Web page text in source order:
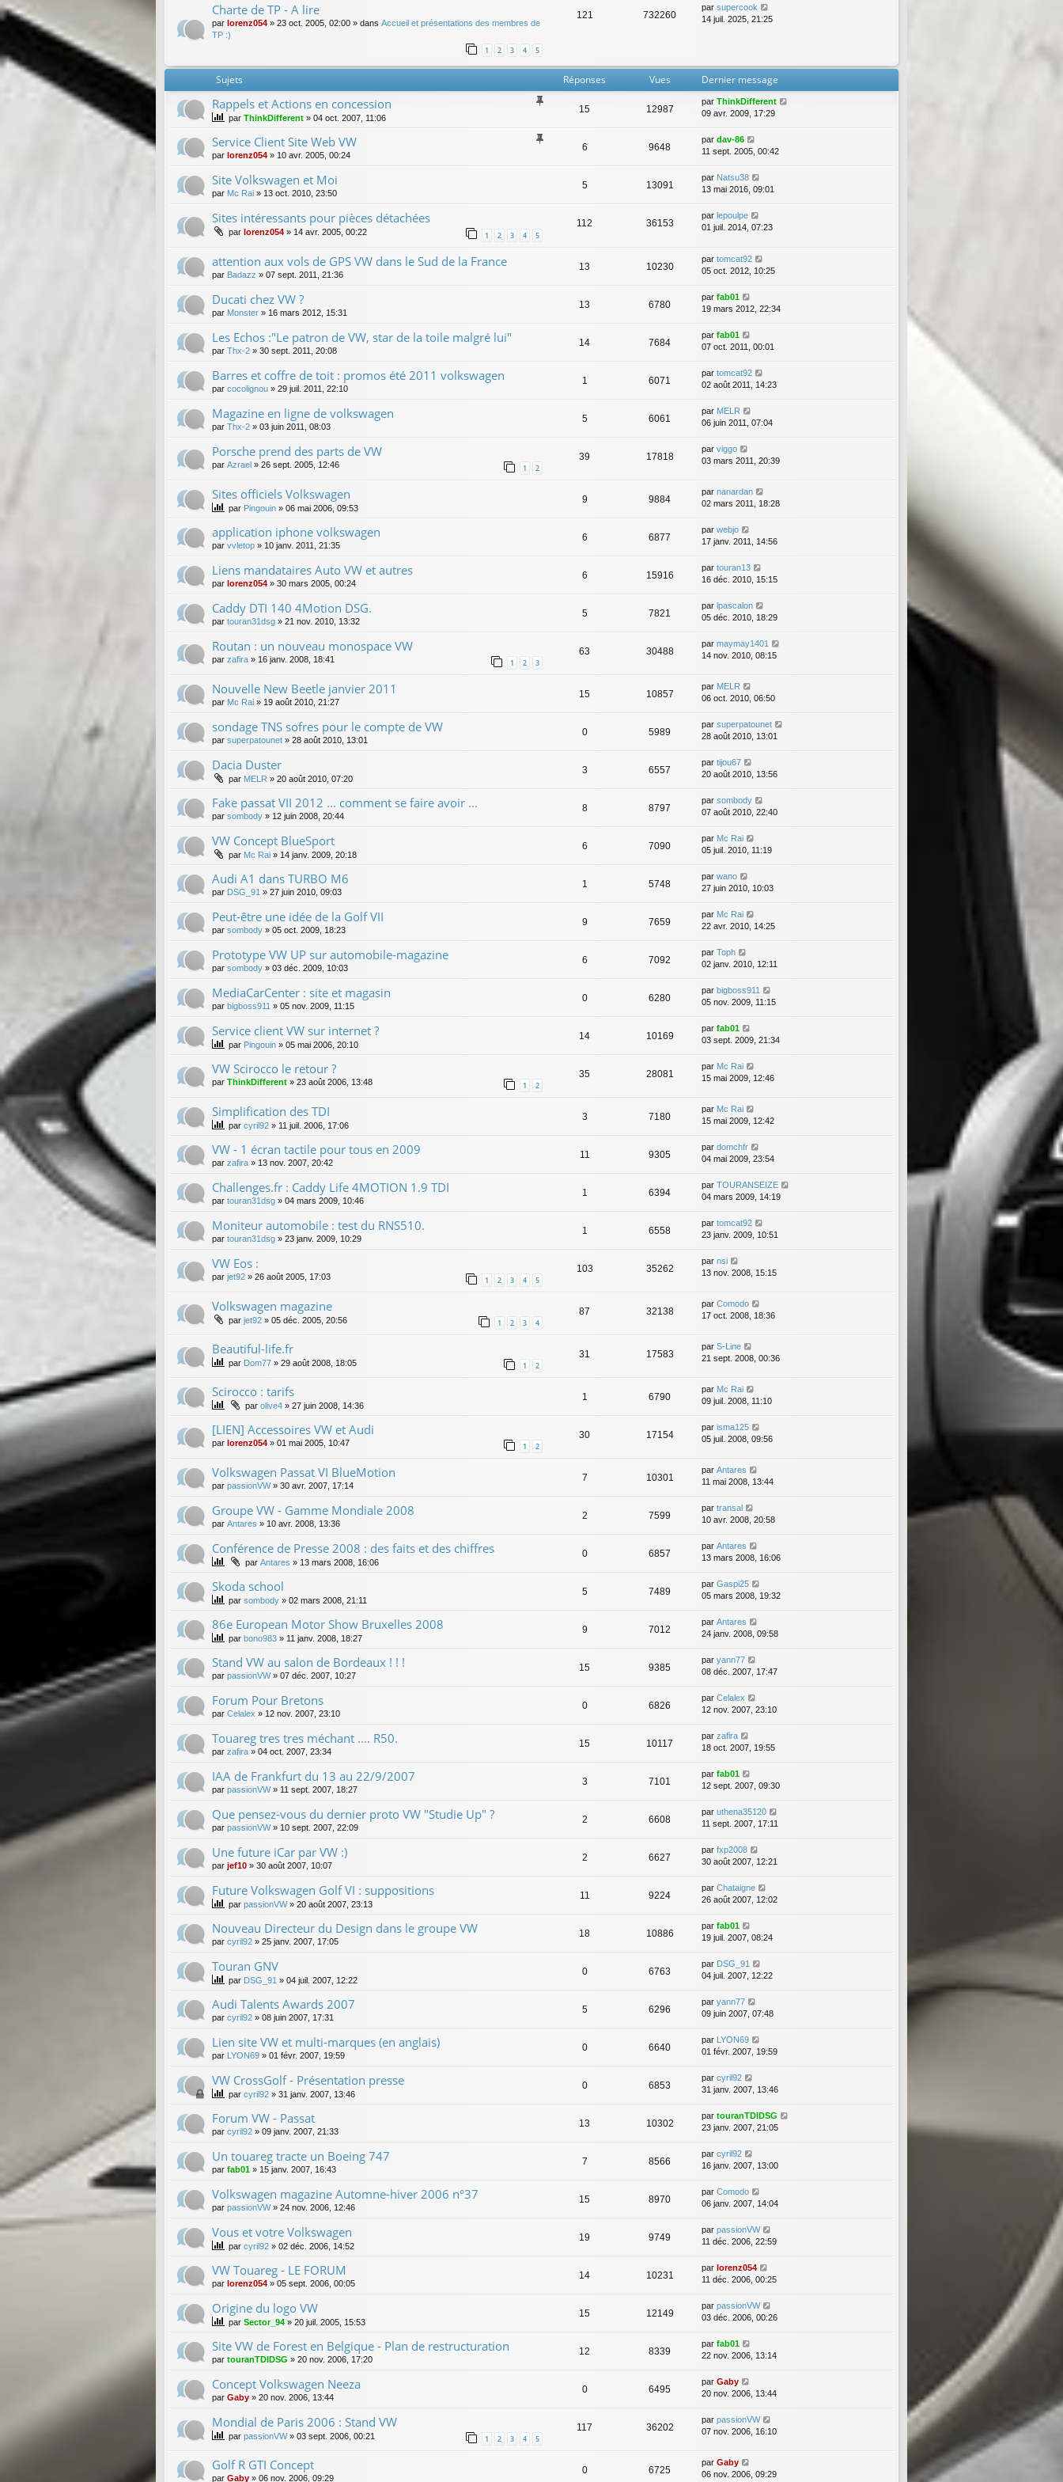
Charte de TP - A lire
par lorenz054 » 23 oct. 2005, 02:00 » dans Accueil et présentations des membres de
TP :)
1 2 3 4 5
121 732260
par supercook
14 juil. 2025, 21:25
Sujets Réponses Vues Dernier message
Rappels et Actions en concession
par ThinkDifferent » 04 oct. 2007, 11:06
15 12987
par ThinkDifferent
09 avr. 2009, 17:29
Service Client Site Web VW
par lorenz054 » 10 avr. 2005, 00:24
6 9648
par dav-86
11 sept. 2005, 00:42
Site Volkswagen et Moi
par Mc Rai » 13 oct. 2010, 23:50
5 13091
par Natsu38
13 mai 2016, 09:01
Sites intéressants pour pièces détachées
par lorenz054 » 14 avr. 2005, 00:22 1 2 3 4 5
112 36153
par lepoulpe
01 juil. 2014, 07:23
attention aux vols de GPS VW dans le Sud de la France
par Badazz » 07 sept. 2011, 21:36
13 10230
par tomcat92
05 oct. 2012, 10:25
Ducati chez VW ?
par Monster » 16 mars 2012, 15:31
13 6780
par fab01
19 mars 2012, 22:34
Les Echos :"Le patron de VW, star de la toile malgré lui"
par Thx-2 » 30 sept. 2011, 20:08
14 7684
par fab01
07 oct. 2011, 00:01
Barres et coffre de toit : promos été 2011 volkswagen
par cocolignou » 29 juil. 2011, 22:10
1 6071
par tomcat92
02 août 2011, 14:23
Magazine en ligne de volkswagen
par Thx-2 » 03 juin 2011, 08:03
5 6061
par MELR
06 juin 2011, 07:04
Porsche prend des parts de VW
par Azrael » 26 sept. 2005, 12:46 1 2
39 17818
par viggo
03 mars 2011, 20:39
Sites officiels Volkswagen
par Pingouin » 06 mai 2006, 09:53
9 9884
par nanardan
02 mars 2011, 18:28
application iphone volkswagen
par vvletop » 10 janv. 2011, 21:35
6 6877
par webjo
17 janv. 2011, 14:56
Liens mandataires Auto VW et autres
par lorenz054 » 30 mars 2005, 00:24
6 15916
par touran13
16 déc. 2010, 15:15
Caddy DTI 140 4Motion DSG.
par touran31dsg » 21 nov. 2010, 13:32
5 7821
par lpascalon
05 déc. 2010, 18:29
Routan : un nouveau monospace VW
par zafira » 16 janv. 2008, 18:41 1 2 3
63 30488
par maymay1401
14 nov. 2010, 08:15
Nouvelle New Beetle janvier 2011
par Mc Rai » 19 août 2010, 21:27
15 10857
par MELR
06 oct. 2010, 06:50
sondage TNS sofres pour le compte de VW
par superpatounet » 28 août 2010, 13:01
0 5989
par superpatounet
28 août 2010, 13:01
Dacia Duster
par MELR » 20 août 2010, 07:20
3 6557
par tijou67
20 août 2010, 13:56
Fake passat VII 2012 ... comment se faire avoir ...
par sombody » 12 juin 2008, 20:44
8 8797
par sombody
07 août 2010, 22:40
VW Concept BlueSport
par Mc Rai » 14 janv. 2009, 20:18
6 7090
par Mc Rai
05 juil. 2010, 11:19
Audi A1 dans TURBO M6
par DSG_91 » 27 juin 2010, 09:03
1 5748
par wano
27 juin 2010, 10:03
Peut-être une idée de la Golf VII
par sombody » 05 oct. 2009, 18:23
9 7659
par Mc Rai
22 avr. 2010, 14:25
Prototype VW UP sur automobile-magazine
par sombody » 03 déc. 2009, 10:03
6 7092
par Toph
02 janv. 2010, 12:11
MediaCarCenter : site et magasin
par bigboss911 » 05 nov. 2009, 11:15
0 6280
par bigboss911
05 nov. 2009, 11:15
Service client VW sur internet ?
par Pingouin » 05 mai 2006, 20:10
14 10169
par fab01
03 sept. 2009, 21:34
VW Scirocco le retour ?
par ThinkDifferent » 23 août 2006, 13:48 1 2
35 28081
par Mc Rai
15 mai 2009, 12:46
Simplification des TDI
par cyril92 » 11 juil. 2006, 17:06
3 7180
par Mc Rai
15 mai 2009, 12:42
VW - 1 écran tactile pour tous en 2009
par zafira » 13 nov. 2007, 20:42
11 9305
par domchfr
04 mai 2009, 23:54
Challenges.fr : Caddy Life 4MOTION 1.9 TDI
par touran31dsg » 04 mars 2009, 10:46
1 6394
par TOURANSEIZE
04 mars 2009, 14:19
Moniteur automobile : test du RNS510.
par touran31dsg » 23 janv. 2009, 10:29
1 6558
par tomcat92
23 janv. 2009, 10:51
VW Eos :
par jet92 » 26 août 2005, 17:03 1 2 3 4 5
103 35262
par nsi
13 nov. 2008, 15:15
Volkswagen magazine
par jet92 » 05 déc. 2005, 20:56 1 2 3 4
87 32138
par Comodo
17 oct. 2008, 18:36
Beautiful-life.fr
par Dom77 » 29 août 2008, 18:05 1 2
31 17583
par S-Line
21 sept. 2008, 00:36
Scirocco : tarifs
par olive4 » 27 juin 2008, 14:36
1 6790
par Mc Rai
09 juil. 2008, 11:10
[LIEN] Accessoires VW et Audi
par lorenz054 » 01 mai 2005, 10:47 1 2
30 17154
par isma125
05 juil. 2008, 09:56
Volkswagen Passat VI BlueMotion
par passionVW» 30 avr. 2007, 17:14
7 10301
par Antares
11 mai 2008, 13:44
Groupe VW - Gamme Mondiale 2008
par Antares » 10 avr. 2008, 13:36
2 7599
par transal
10 avr. 2008, 20:58
Conférence de Presse 2008 : des faits et des chiffres
par Antares » 13 mars 2008, 16:06
0 6857
par Antares
13 mars 2008, 16:06
Skoda school
par sombody » 02 mars 2008, 21:11
5 7489
par Gaspi25
05 mars 2008, 19:32
86e European Motor Show Bruxelles 2008
par bono983 » 11 janv. 2008, 18:27
9 7012
par Antares
24 janv. 2008, 09:58
Stand VW au salon de Bordeaux ! ! !
par passionVW» 07 déc. 2007, 10:27
15 9385
par yann77
08 déc. 2007, 17:47
Forum Pour Bretons
par Celalex » 12 nov. 2007, 23:10
0 6826
par Celalex
12 nov. 2007, 23:10
Touareg tres tres méchant .... R50.
par zafira » 04 oct. 2007, 23:34
15 10117
par zafira
18 oct. 2007, 19:55
IAA de Frankfurt du 13 au 22/9/2007
par passionVW» 11 sept. 2007, 18:27
3 7101
par fab01
12 sept. 2007, 09:30
Que pensez-vous du dernier proto VW "Studie Up" ?
par passionVW» 10 sept. 2007, 22:09
2 6608
par uthena35120
11 sept. 2007, 17:11
Une future iCar par VW :)
par jef10 » 30 août 2007, 10:07
2 6627
par fxp2008
30 août 2007, 12:21
Future Volkswagen Golf VI : suppositions
par passionVW» 20 août 2007, 23:13
11 9224
par Chataigne
26 août 2007, 12:02
Nouveau Directeur du Design dans le groupe VW
par cyril92 » 25 janv. 2007, 17:05
18 10886
par fab01
19 juil. 2007, 08:24
Touran GNV
par DSG_91 » 04 juil. 2007, 12:22
0 6763
par DSG_91
04 juil. 2007, 12:22
Audi Talents Awards 2007
par cyril92 » 08 juin 2007, 17:31
5 6296
par yann77
09 juin 2007, 07:48
Lien site VW et multi-marques (en anglais)
par LYON69 » 01 févr. 2007, 19:59
0 6640
par LYON69
01 févr. 2007, 19:59
VW CrossGolf - Présentation presse
par cyril92 » 31 janv. 2007, 13:46
0 6853
par cyril92
31 janv. 2007, 13:46
Forum VW - Passat
par cyril92 » 09 janv. 2007, 21:33
13 10302
par touranTDIDSG
23 janv. 2007, 21:05
Un touareg tracte un Boeing 747
par fab01 » 15 janv. 2007, 16:43
7 8566
par cyril92
16 janv. 2007, 13:00
Volkswagen magazine Automne-hiver 2006 n°37
par passionVW» 24 nov. 2006, 12:46
15 8970
par Comodo
06 janv. 2007, 14:04
Vous et votre Volkswagen
par cyril92 » 02 déc. 2006, 14:52
19 9749
par passionVW
11 déc. 2006, 22:59
VW Touareg - LE FORUM
par lorenz054 » 05 sept. 2006, 00:05
14 10231
par lorenz054
11 déc. 2006, 00:25
Origine du logo VW
par Sector_94 » 20 juil. 2005, 15:53
15 12149
par passionVW
03 déc. 2006, 00:26
Site VW de Forest en Belgique - Plan de restructuration
par touranTDIDSG » 20 nov. 2006, 17:20
12 8339
par fab01
22 nov. 2006, 13:14
Concept Volkswagen Neeza
par Gaby » 20 nov. 2006, 13:44
0 6495
par Gaby
20 nov. 2006, 13:44
Mondial de Paris 2006 : Stand VW
par passionVW» 03 sept. 2006, 00:21 1 2 3 4 5
117 36202
par passionVW
07 nov. 2006, 16:10
Golf R GTI Concept
par Gaby » 06 nov. 2006, 09:29
0 6725
par Gaby
06 nov. 2006, 09:29